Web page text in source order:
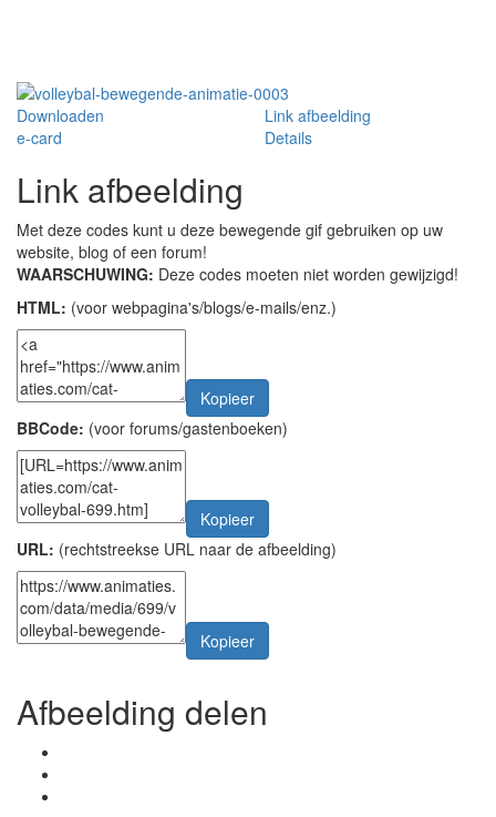
Downloaden
Link afbeelding
e-card
Details
Link afbeelding
Met deze codes kunt u deze bewegende gif gebruiken op uw
website, blog of een forum!
WAARSCHUWING: Deze codes moeten niet worden gewijzigd!
HTML: (voor webpagina's/blogs/e-mails/enz.)
Kopieer
BBCode: (voor forums/gastenboeken)
Kopieer
URL: (rechtstreekse URL naar de afbeelding)
Kopieer
Afbeelding delen